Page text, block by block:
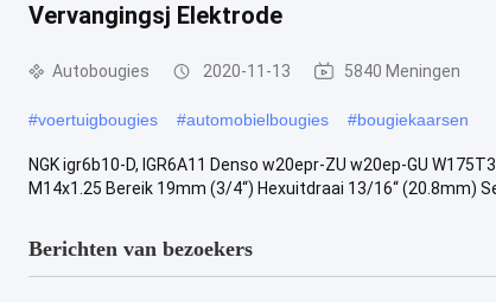
Vervangingsj Elektrode
Autobougies 2020-11-13 5840 Meningen
#voertuigbougies #automobielbougies #bougiekaarsen
NGK igr6b10-D, IGR6A11 Denso w20epr-ZU w20ep-GU
M14x1.25 Bereik 19mm (3/4“) Hexuitdraai 13/16“ (20.8mm)
Berichten van bezoekers